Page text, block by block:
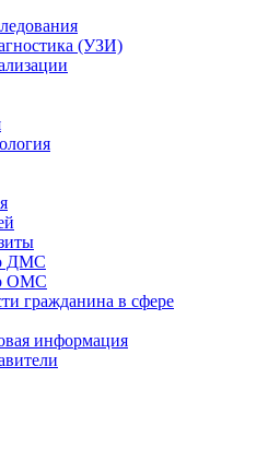
(УЗИ)
ДМС
ОМС
гражданина в сфере
информация